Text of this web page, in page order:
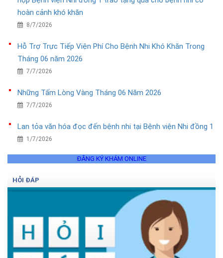
hoàn cảnh khó khăn
8/7/2026
Hỗ Trợ Trực Tiếp Viện Phí Cho Bệnh Nhi Khó Khăn Trong
Tháng 06 năm 2026
7/7/2026
Những Tấm Lòng Vàng Tháng 06 Năm 2026
7/7/2026
Lan tỏa văn hóa đọc đến bệnh nhi tại Bệnh viện Nhi đồng 1
1/7/2026
ĐĂNG KÝ KHÁM ONLINE
HỎI ĐÁP